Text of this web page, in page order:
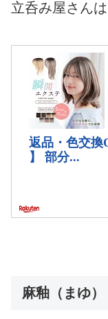
立呑み屋さん
麻釉（まゆ）